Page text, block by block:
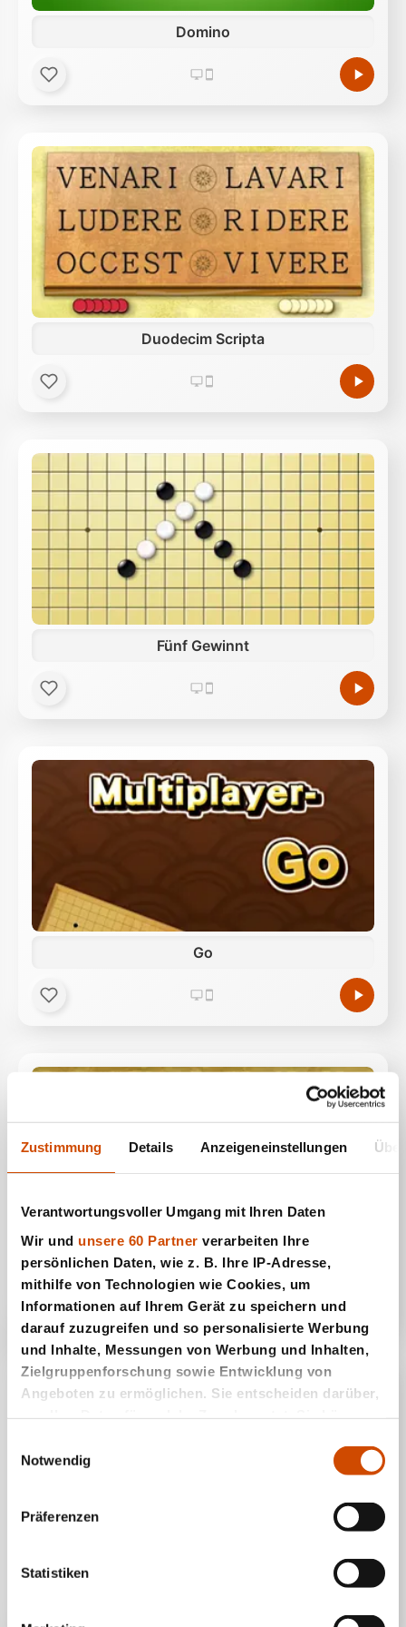
Zustimmung Details Anzeigeneinstellungen
Verantwortungsvoller Umgang mit Ihren Daten
Wir und unsere 60 Partner verarbeiten Ihre
persönlichen Daten, wie z. B. Ihre IP-Adresse,
mithilfe von Technologien wie Cookies, um
Informationen auf Ihrem Gerät zu speichern und
darauf zuzugreifen und so personalisierte Werbung
und Inhalte, Messungen von Werbung und Inhalten,
Zielgruppenforschung sowie Entwicklung von
Angeboten zu ermöglichen. Sie entscheiden darüber,
oder durch Klicken auf das Privacy Trigger Symbol
Wenn Sie es erlauben, würden wir auch gerne:
erfassen, welche bis auf einige Meter genau sein
Notwendig
Präferenzen
Statistiken
Domino
Duodecim Scripta
Fünf Gewinnt
Go
Gul Bara